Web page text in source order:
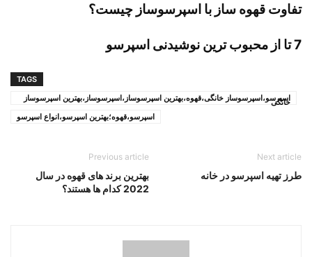
تفاوت قهوه ساز با اسپرسوساز چیست؟
7 تا از محبوب ترین نوشیدنی اسپرسو
TAGS
اسپرسو،اسپرسوساز خانگی،قهوه،بهترین اسپرسوساز،اسپرسوساز،بهترین اسپرسوساز
خانگی
اسپرسو،قهوه؛بهترین اسپرسو،انواع اسپرسو
Previous article
بهترین برند های قهوه در سال
2022 کدام ها هستند؟
Next article
طرز تهیه اسپرسو در خانه